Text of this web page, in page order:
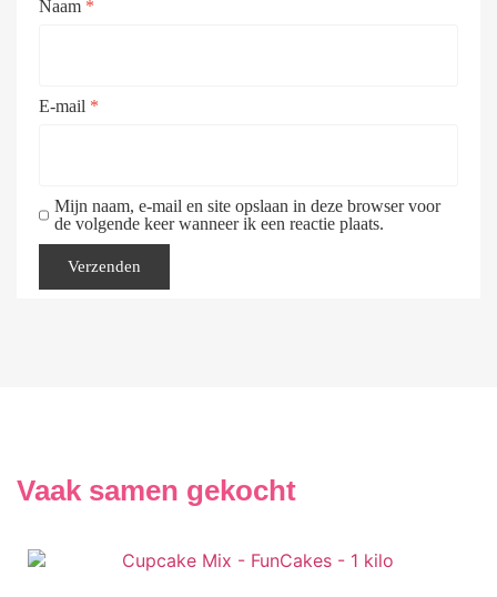
Naam *
E-mail *
Mijn naam, e-mail en site opslaan in deze browser voor
de volgende keer wanneer ik een reactie plaats.
Vaak samen gekocht